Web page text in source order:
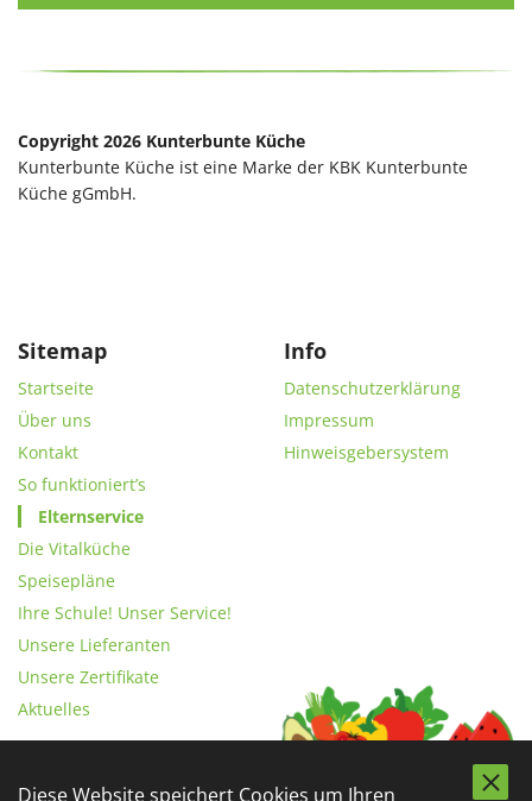
Diese Website speichert Cookies um Ihren
Copyright 2026 Kunterbunte Küche
Kunterbunte Küche ist eine Marke der KBK Kunterbunte
Küche gGmbH.
Sitemap
Startseite
Über uns
Kontakt
So funktioniert’s
Elternservice
Die Vitalküche
Speisepläne
Ihre Schule! Unser Service!
Unsere Lieferanten
Unsere Zertifikate
Aktuelles
Info
Datenschutzerklärung
Impressum
Hinweisgebersystem